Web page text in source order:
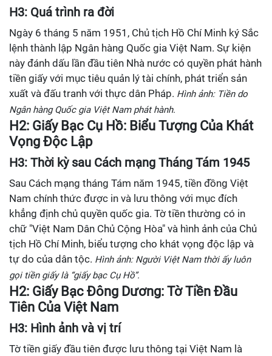
H3: Quá trình ra đời
Ngày 6 tháng 5 năm 1951, Chủ tịch Hồ Chí Minh ký Sắc
lệnh thành lập Ngân hàng Quốc gia Việt Nam. Sự kiện
này đánh dấu lần đầu tiên Nhà nước có quyền phát hành
tiền giấy với mục tiêu quản lý tài chính, phát triển sản
xuất và đấu tranh với thực dân Pháp. Hình ảnh: Tiền do
Ngân hàng Quốc gia Việt Nam phát hành.
H2: Giấy Bạc Cụ Hồ: Biểu Tượng Của Khát
Vọng Độc Lập
H3: Thời kỳ sau Cách mạng Tháng Tám 1945
Sau Cách mạng tháng Tám năm 1945, tiền đồng Việt
Nam chính thức được in và lưu thông với mục đích
khẳng định chủ quyền quốc gia. Tờ tiền thường có in
chữ "Việt Nam Dân Chủ Cộng Hòa" và hình ảnh của Chủ
tịch Hồ Chí Minh, biểu tượng cho khát vọng độc lập và
tự do của dân tộc. Hình ảnh: Người Việt Nam thời ấy luôn
gọi tiền giấy là “giấy bạc Cụ Hồ”.
H2: Giấy Bạc Đông Dương: Tờ Tiền Đầu
Tiên Của Việt Nam
H3: Hình ảnh và vị trí
Tờ tiền giấy đầu tiên được lưu thông tại Việt Nam là